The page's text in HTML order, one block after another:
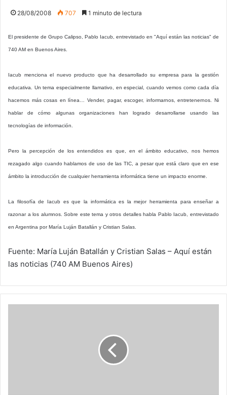
28/08/2008 707 1 minuto de lectura
El presidente de Grupo Calipso, Pablo Iacub, entrevistado en "Aquí están las noticias" de
740 AM en Buenos Aires.
Iacub menciona el nuevo producto que ha desarrollado su empresa para la gestión
educativa. Un tema especialmente llamativo, en especial, cuando vemos como cada día
hacemos más cosas en línea… Vender, pagar, escoger, informarnos, entretenernos. Ni
hablar de cómo algunas organizaciones han logrado desarrollarse usando las
tecnologías de información.
Pero la percepción de los entendidos es que, en el ámbito educativo, nos hemos
rezagado algo cuando hablamos de uso de las TIC, a pesar que está claro que en ese
ámbito la introducción de cualquier herramienta informática tiene un impacto enorme.
La filosofía de Iacub es que la informática es la mejor herramienta para enseñar a
razonar a los alumnos. Sobre este tema y otros detalles habla Pablo Iacub, entrevistado
en Argentina por María Luján Batallán y Cristian Salas.
Fuente: María Luján Batallán y Cristian Salas – Aquí están
las noticias (740 AM Buenos Aires)